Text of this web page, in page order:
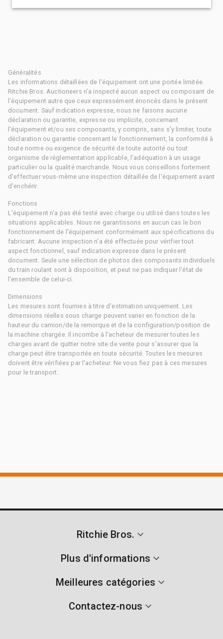
Généralités
Les informations détaillées de l'équipement ont une portée limitée.
Ritchie Bros. Auctioneers n'a inspecté aucun aspect ou composant de
l'équipement autre que ceux expressément énoncés dans le présent
document. Sauf indication expresse, nous ne faisons aucune
déclaration ou garantie, expresse ou implicite, concernant
l'équipement et/ou ses composants, y compris, sans s'y limiter, toute
déclaration ou garantie concernant le fonctionnement, la conformité à
toute norme ou exigence de sécurité de toute autorité ou tout
organisme de réglementation applicable, l'adéquation à un usage
particulier ou la qualité marchande. Nous vous conseillons fortement
d'effectuer vous-même une inspection détaillée de l'équipement avant
d'enchérir.
Fonctions
L'équipement n'a pas été testé avec charge ou utilisé dans toutes les
situations applicables. Nous ne garantissons en aucun cas le bon
fonctionnement de l'équipement conformément aux spécifications du
fabricant. Aucune inspection n'a été effectuée pour vérifier tout
aspect fonctionnel, sauf indication expresse dans le présent
document. Seule une sélection de photos des composants individuels
du train roulant sont à disposition, et peut ne pas indiquer l'état de
l'ensemble de celui-ci.
Dimensions
Les mesures sont fournies à titre d'estimation uniquement. Les
dimensions réelles sous charge peuvent varier en fonction de la
hauteur du camion/de la remorque et de la configuration/position de
la machine chargée. Il incombe à l'acheteur de mesurer toutes les
charges avant de quitter notre site de vente pour s'assurer que la
charge peut être transportée en toute sécurité. Toutes les mesures
doivent être vérifiées par l'acheteur. Ne vous fiez pas à ces mesures
pour le transport.
Ritchie Bros.
Plus d'informations
Meilleures catégories
Contactez-nous